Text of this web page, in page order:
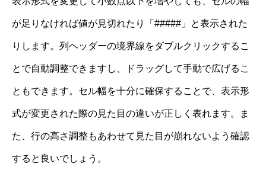
が足りなければ値が見切れたり「#####」と表示された
りします。列ヘッダーの境界線をダブルクリックするこ
とで自動調整できますし、ドラッグして手動で広げるこ
ともできます。セル幅を十分に確保することで、表示形
式が変更された際の見た目の違いが正しく表れます。ま
た、行の高さ調整もあわせて見た目が崩れないよう確認
すると良いでしょう。